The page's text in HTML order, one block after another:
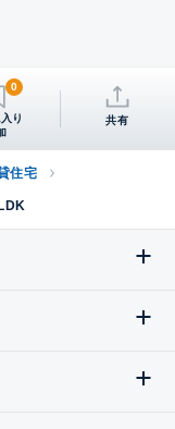
0
共有
住宅